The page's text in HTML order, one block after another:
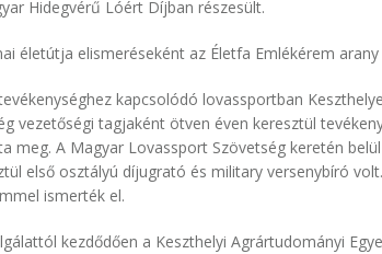
Hidegvérű Lóért Díjban részesült.
életútja elismeréseként az Életfa Emlékérem
kapcsolódó lovassportban
vezetőségi tagjaként ötven éven keresztül
meg. A Magyar Lovassport Szövetség keretén
első osztályú díjugrató és military versenybíró
ismerték el.
kezdődően a Keszthelyi Agrártudományi